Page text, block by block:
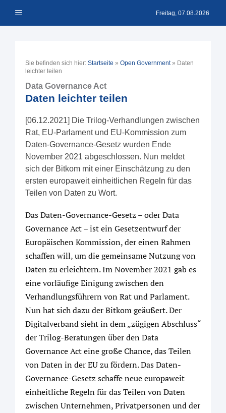
Inhalt Menü Freitag, 07.08.2026
Sie befinden sich hier: Startseite » Open Government» Daten
leichter teilen
Data Governance Act
Daten leichter teilen
[06.12.2021] Die Trilog-Verhandlungen zwischen
Rat, EU-Parlament und EU-Kommission zum
Daten-Governance-Gesetz wurden Ende
November 2021 abgeschlossen. Nun meldet
sich der Bitkom mit einer Einschätzung zu den
ersten europaweit einheitlichen Regeln für das
Teilen von Daten zu Wort.
Das Daten-Governance-Gesetz – oder Data
Governance Act – ist ein Gesetzentwurf der
Europäischen Kommission, der einen Rahmen
schaffen will, um die gemeinsame Nutzung von
Daten zu erleichtern. Im November 2021 gab es
eine vorläufige Einigung zwischen den
Verhandlungsführern von Rat und Parlament.
Nun hat sich dazu der Bitkom geäußert. Der
Digitalverband sieht in dem „zügigen Abschluss“
der Trilog-Beratungen über den Data
Governance Act eine große Chance, das Teilen
von Daten in der EU zu fördern. Das Daten-
Governance-Gesetz schaffe neue europaweit
einheitliche Regeln für das Teilen von Daten
zwischen Unternehmen, Privatpersonen und der